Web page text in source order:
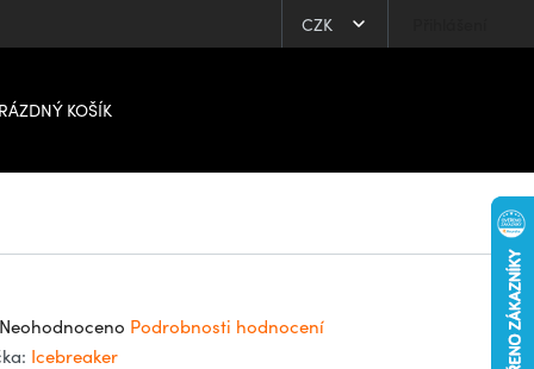
CZK
KOŠÍK
Neohodnoceno Podrobnosti hodnocení
Icebreaker